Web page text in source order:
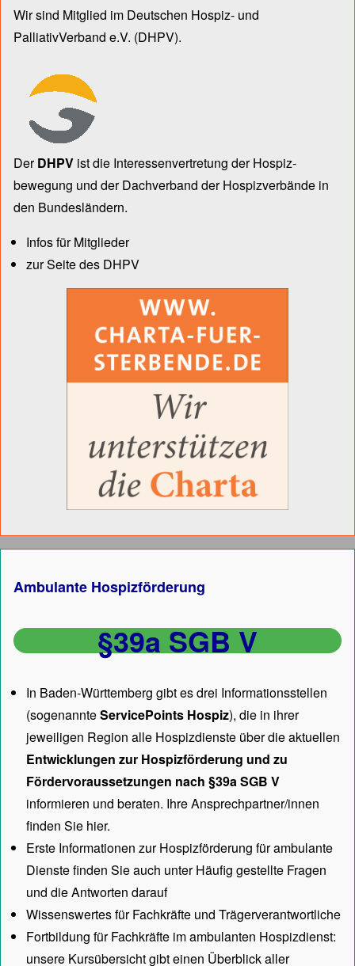
Wir sind Mitglied im Deutschen Hospiz- und
PalliativVerband e.V. (DHPV).
DerDHPV ist die Inter­essen­ver­tre­tung der Hospiz­
bewegung und der Dach­verband der Hospiz­verbände in
den Bun­des­län­dern.
Infos für Mitglieder
zur Seite des DHPV
Ambulante Hospizförderung
§39a SGB V
In Baden-Württemberg gibt es drei Informationsstellen
(sogenannteServicePoints Hospiz), die in ihrer
jeweiligen Region alle Hospizdienste über die aktuellen
Entwicklungen zur Hospizförderung und zu
Fördervoraussetzungen nach §39a SGB V
informieren und beraten. Ihre Ansprechpartner/innen
finden Sie hier.
Erste Informationen zur Hospizförderung für ambulante
Dienste finden Sie auch unterHäufig gestellte Fragen
und die Antworten darauf
Wissenswertes für Fachkräfte und Trägerverantwortliche
Fortbildung für Fachkräfte im ambulanten Hospizdienst:
unsere Kursübersichtgibt einen Überblick aller